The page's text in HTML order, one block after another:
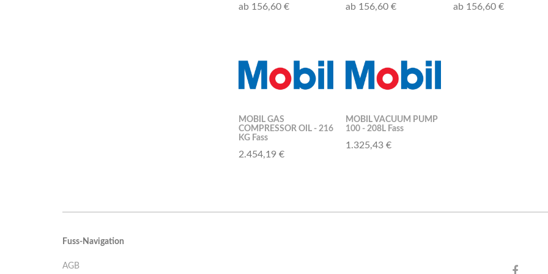
ab 156,60 € ab 156,60 € ab 156,60 €
MOBIL GAS
COMPRESSOR OIL - 216
KG Fass
2.454,19 €
MOBIL VACUUM PUMP
100 - 208L Fass
1.325,43 €
Fuss-Navigation
AGB